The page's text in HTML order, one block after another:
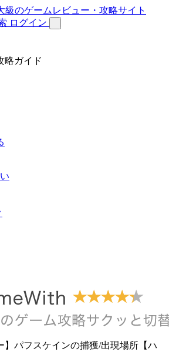
ログイン
略ガイド
】パフスケインの捕獲/出現場所【ハ